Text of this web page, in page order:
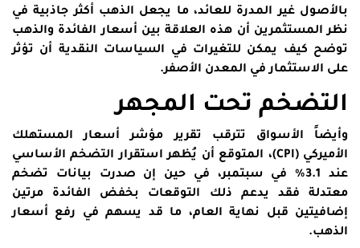
بالأصول غير المدرة للعائد، ما يجعل الذهب أكثر جاذبية في
نظر المستثمرين أن هذه العلاقة بين أسعار الفائدة والذهب
توضح كيف يمكن للتغيرات في السياسات النقدية أن تؤثر
على الاستثمار في المعدن الأصفر.
التضخم تحت المجهر
وأيضاً الأسواق تترقب تقرير مؤشر أسعار المستهلك
الأميركي (CPI)، المتوقع أن يُظهر استقرار التضخم الأساسي
عند 3.1% في سبتمبر، في حين إن صدرت بيانات تضخم
معتدلة فقد يدعم ذلك التوقعات بخفض الفائدة مرتين
إضافيتين قبل نهاية العام، ما قد يسهم في رفع أسعار
الذهب.